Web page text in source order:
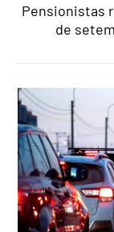
Pensionistas
de